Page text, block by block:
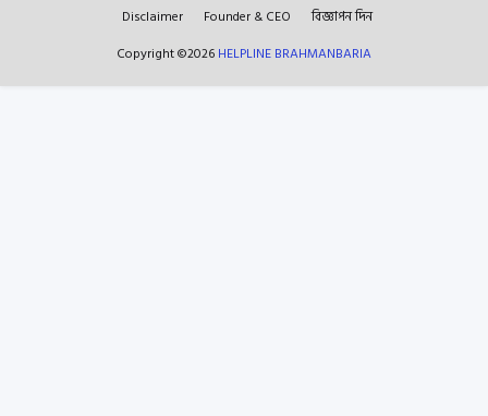
Disclaimer
Founder & CEO
বিজ্ঞাপন দিন
Copyright ©2026 HELPLINE BRAHMANBARIA